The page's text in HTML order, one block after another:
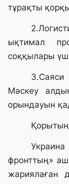
тұрақты
ықтимал
соққылары
3.Саяси
Мәскеу
орындауын
Украина
фронттың»
жариялаған